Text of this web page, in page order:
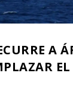
A
EL